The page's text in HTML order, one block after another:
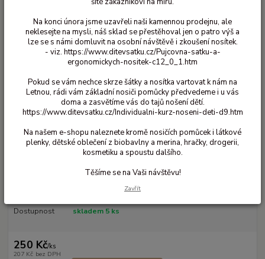
Popolini - vkládací jádro organic
2ks
Ohodnotit produkt
Dostupnost skladem 5 ks
250 Kč/ks
207 Kč bez DPH
Na konci února jsme uzavřeli naši kamennou prodejnu, ale
neklesejte na mysli, náš sklad se přestěhoval jen o patro výš a
lze se s námi domluvit na osobní návštěvě i zkoušení nosítek.
- viz. https://www.ditevsatku.cz/Pujcovna-satku-a-
ergonomickych-nositek-c12_0_1.htm
Pokud se vám nechce skrze šátky a nosítka vartovat k nám na
Letnou, rádi vám základní nosiči pomůcky předvedeme i u vás
doma a zasvětíme vás do tajů nošení dětí.
https://www.ditevsatku.cz/Individualni-kurz-noseni-deti-d9.htm
Na našem e-shopu naleznete kromě nosičích pomůcek i látkové
plenky, dětské oblečení z biobavlny a merina, hračky, drogerii,
kosmetiku a spoustu dalšího.
Těšíme se na Vaši návštěvu!
Zavřít